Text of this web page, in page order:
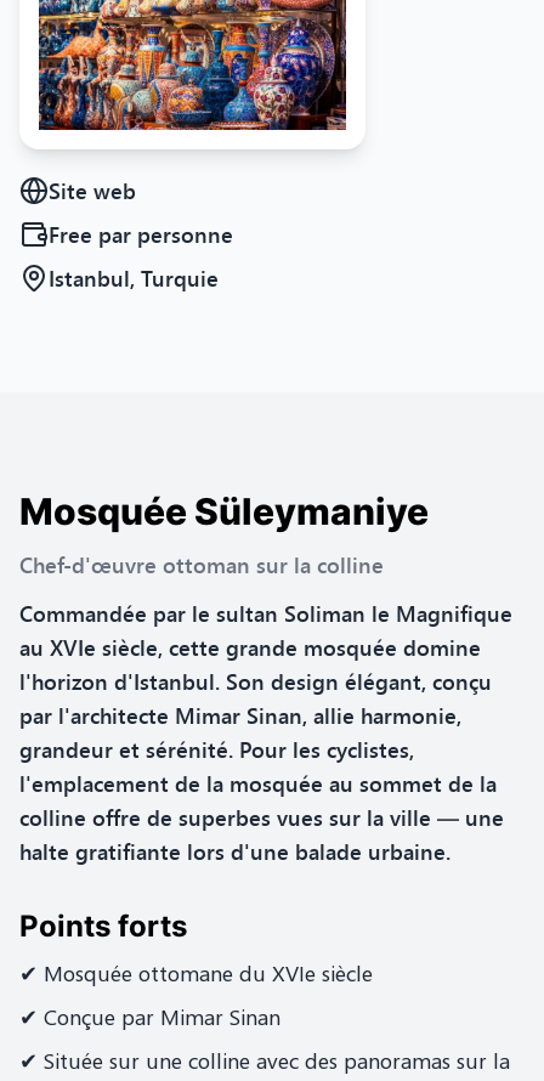
Site web
Free par personne
Istanbul, Turquie
Mosquée Süleymaniye
Chef-d'œuvre ottoman sur la colline
Commandée par le sultan Soliman le Magnifique
au XVIe siècle, cette grande mosquée domine
l'horizon d'Istanbul. Son design élégant, conçu
par l'architecte Mimar Sinan, allie harmonie,
grandeur et sérénité. Pour les cyclistes,
l'emplacement de la mosquée au sommet de la
colline offre de superbes vues sur la ville — une
halte gratifiante lors d'une balade urbaine.
Points forts
✔ Mosquée ottomane du XVIe siècle
✔ Conçue par Mimar Sinan
✔ Située sur une colline avec des panoramas sur la